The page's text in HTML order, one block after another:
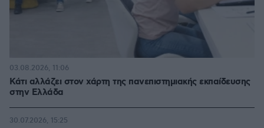
Κάτι αλλάζει στον χάρτη της πανεπιστημιακής εκπαίδευσης
στην Ελλάδα
03.08.2026, 11:06
30.07.2026, 15:25